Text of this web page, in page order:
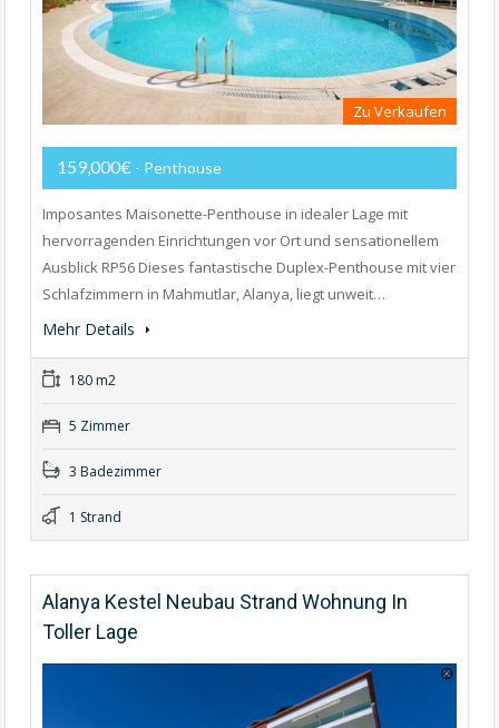
Zu Verkaufen
159,000€ - Penthouse
Imposantes Maisonette-Penthouse in idealer Lage mit
hervorragenden Einrichtungen vor Ort und sensationellem
Ausblick RP56 Dieses fantastische Duplex-Penthouse mit vier
Schlafzimmern in Mahmutlar, Alanya, liegt unweit…
Mehr Details
180 m2
5 Zimmer
3 Badezimmer
1 Strand
Alanya Kestel Neubau Strand Wohnung In
Toller Lage